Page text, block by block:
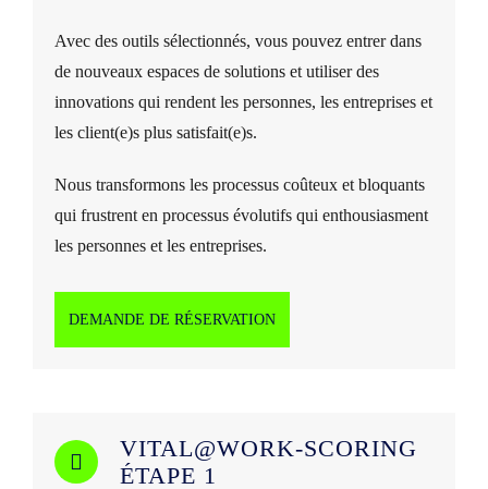
Avec des outils sélectionnés, vous pouvez entrer dans
de nouveaux espaces de solutions et utiliser des
innovations qui rendent les personnes, les entreprises et
les client(e)s plus satisfait(e)s.
Nous transformons les processus coûteux et bloquants
qui frustrent en processus évolutifs qui enthousiasment
les personnes et les entreprises.
DEMANDE DE RÉSERVATION
VITAL@WORK-SCORING
ÉTAPE 1